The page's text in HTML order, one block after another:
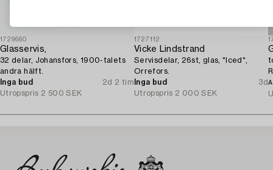
1729660
Glasservis,
32 delar, Johansfors, 1900-talets
andra hälft.
Inga bud
2d 2 tim
Utropspris 2 500 SEK
1727112
Vicke Lindstrand
Servisdelar, 26st, glas, "Iced",
Orrefors.
Inga bud
3d
Utropspris 2 000 SEK